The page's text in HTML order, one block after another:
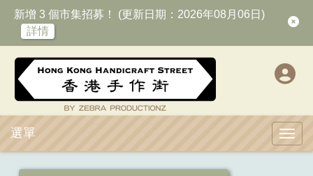
新增 3 個市集招募！ (更新日期：2026年08月06日)
詳情
選單